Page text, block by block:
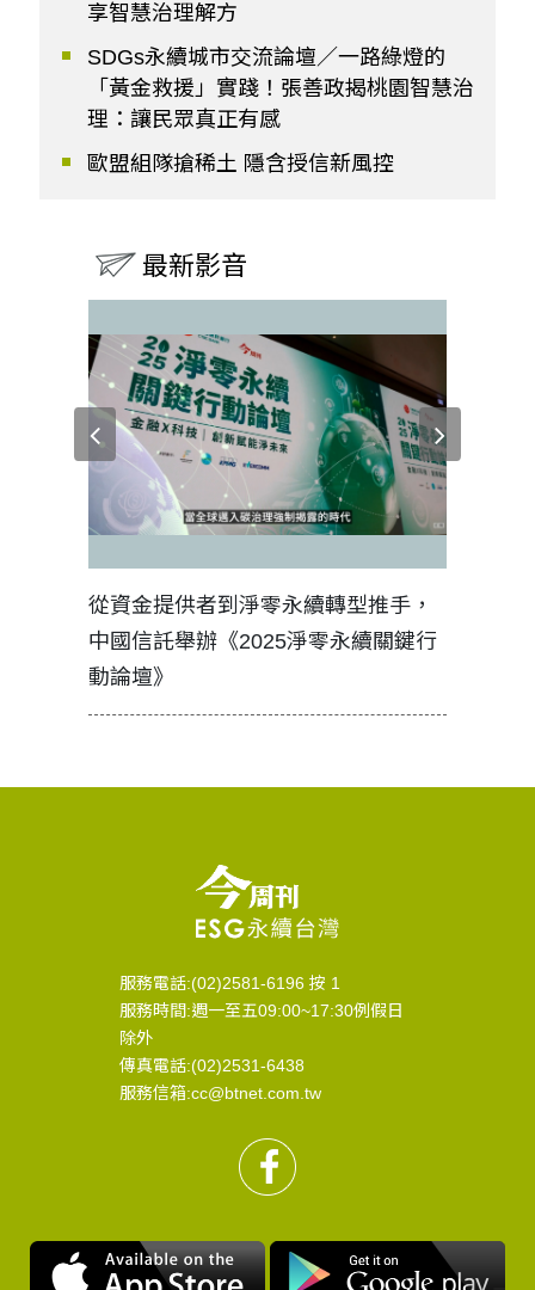
享智慧治理解方
SDGs永續城市交流論壇／一路綠燈的
「黃金救援」實踐！張善政揭桃園智慧治
理：讓民眾真正有感
歐盟組隊搶稀土 隱含授信新風控
最新影音
從資金提供者到淨零永續轉型推手，
中國信託舉辦《2025淨零永續關鍵行
動論壇》
服務電話:(02)2581-6196 按 1
服務時間:週一至五09:00~17:30例假日
除外
傳真電話:(02)2531-6438
服務信箱:cc@btnet.com.tw